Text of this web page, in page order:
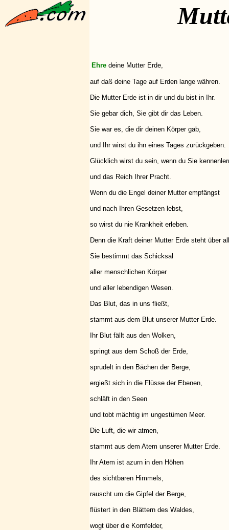
Ehre deine Mutter Erde,
auf daß deine Tage auf Erden lange währen.
Die Mutter Erde ist in dir und du bist in Ihr.
Sie gebar dich, Sie gibt dir das Leben.
Sie war es, die dir deinen Körper gab,
und Ihr wirst du ihn eines Tages zurückgeben.
Glücklich wirst du sein, wenn du Sie
und das Reich Ihrer Pracht.
Wenn du die Engel deiner Mutter empfängst
und nach Ihren Gesetzen lebst,
so wirst du nie Krankheit erleben.
Denn die Kraft deiner Mutter Erde steht über
Sie bestimmt das Schicksal
aller menschlichen Körper
und aller lebendigen Wesen.
Das Blut, das in uns fließt,
stammt aus dem Blut unserer Mutter Erde.
Ihr Blut fällt aus den Wolken,
springt aus dem Schoß der Erde,
sprudelt in den Bächen der Berge,
ergießt sich in die Flüsse der Ebenen,
schläft in den Seen
und tobt mächtig im ungestümen Meer.
Die Luft, die wir atmen,
stammt aus dem Atem unserer Mutter Erde.
Ihr Atem ist azurn in den Höhen
des sichtbaren Himmels,
rauscht um die Gipfel der Berge,
flüstert in den Blättern des Waldes,
wogt über die Kornfelder,